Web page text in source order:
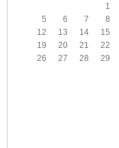
1
5
6 7 8
12
13 14 15
19
20 21 22
26
27 28 29